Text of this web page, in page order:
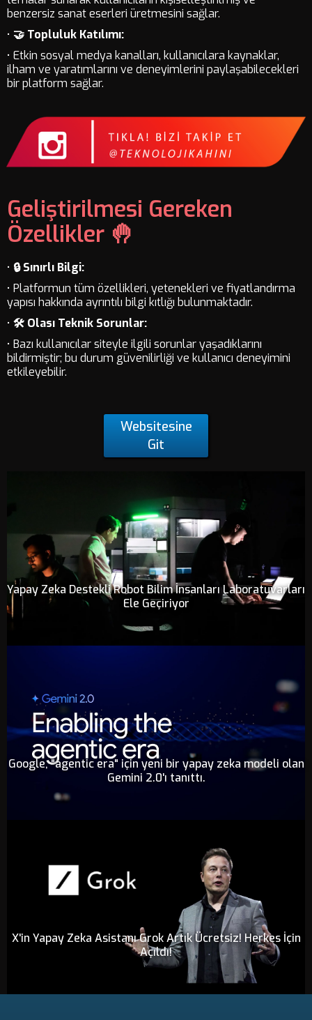
benzersiz sanat eserleri üretmesini sağlar.
• 🤝 Topluluk Katılımı:
• Etkin sosyal medya kanalları, kullanıcılara kaynaklar,
ilham ve yaratımlarını ve deneyimlerini paylaşabilecekleri
bir platform sağlar.
Geliştirilmesi Gereken
Özellikler 🤚
• 🔒 Sınırlı Bilgi:
• Platformun tüm özellikleri, yetenekleri ve fiyatlandırma
yapısı hakkında ayrıntılı bilgi kıtlığı bulunmaktadır.
• 🛠️ Olası Teknik Sorunlar:
• Bazı kullanıcılar siteyle ilgili sorunlar yaşadıklarını
bildirmiştir; bu durum güvenilirliği ve kullanıcı deneyimini
etkileyebilir.
Websitesine
Git
Yapay Zeka Destekli Robot Bilim İnsanları Laboratuvarları
Ele Geçiriyor
Google, "agentic era" için yeni bir yapay zeka modeli olan
Gemini 2.0'ı tanıttı.
X'in Yapay Zeka Asistanı Grok Artık Ücretsiz! Herkes İçin
Açıldı!